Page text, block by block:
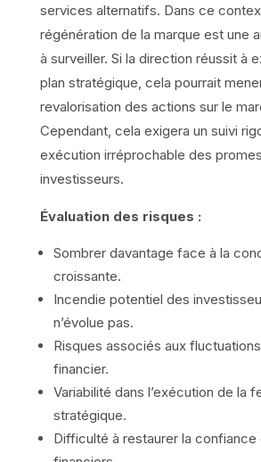
services alternatifs. Dans ce
régénération de la marque est une
à surveiller. Si la direction réussit à
plan stratégique, cela pourrait
revalorisation des actions sur le
Cependant, cela exigera un suivi
exécution irréprochable des
investisseurs.
Évaluation des risques :
Sombrer davantage face à la
croissante.
Incendie potentiel des
n’évolue pas.
Risques associés aux
financier.
Variabilité dans l’exécution de la
stratégique.
Difficulté à restaurer la confiance